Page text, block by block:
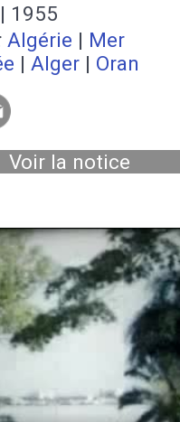
1955
Algérie | Mer
| Alger | Oran
Voir la notice